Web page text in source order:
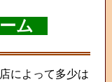
ム
によって多少は